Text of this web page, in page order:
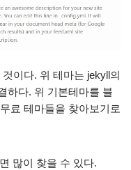
이다. 위 테마는 jekyll의
하다. 위 기본테마를 블
료 테마들을 찾아보기로
많이 찾을 수 있다.